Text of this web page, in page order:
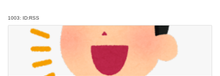
1003: ID:RSS